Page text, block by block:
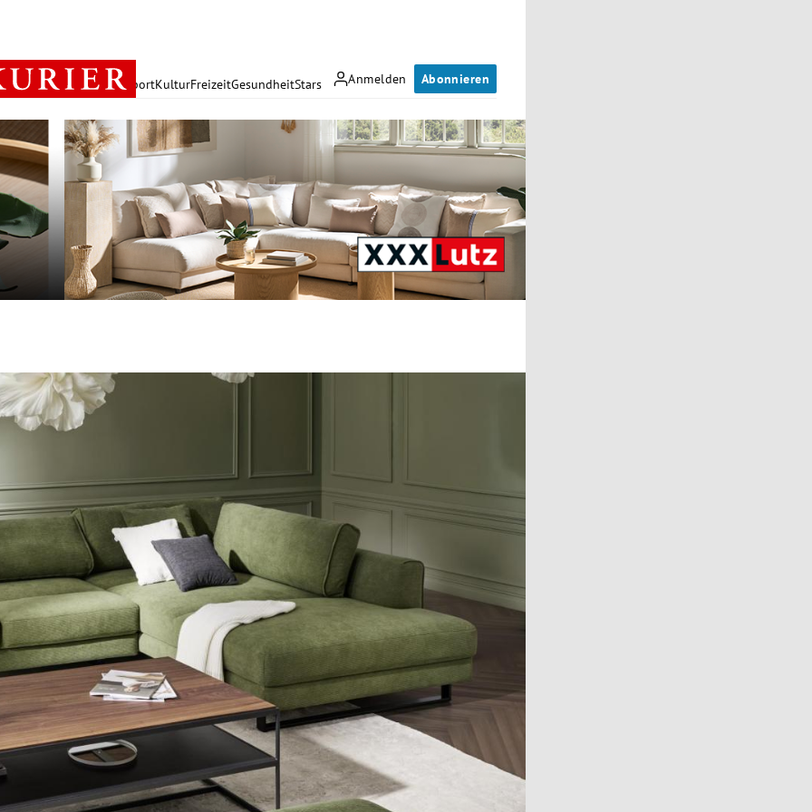
Anmelden Abonnieren
PolitikWirtschaft SportKulturFreizeitGesundheitStars